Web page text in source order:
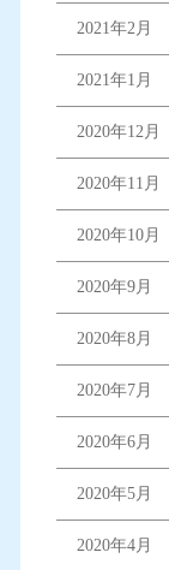
2021年2月
2021年1月
2020年12月
2020年11月
2020年10月
2020年9月
2020年8月
2020年7月
2020年6月
2020年5月
2020年4月